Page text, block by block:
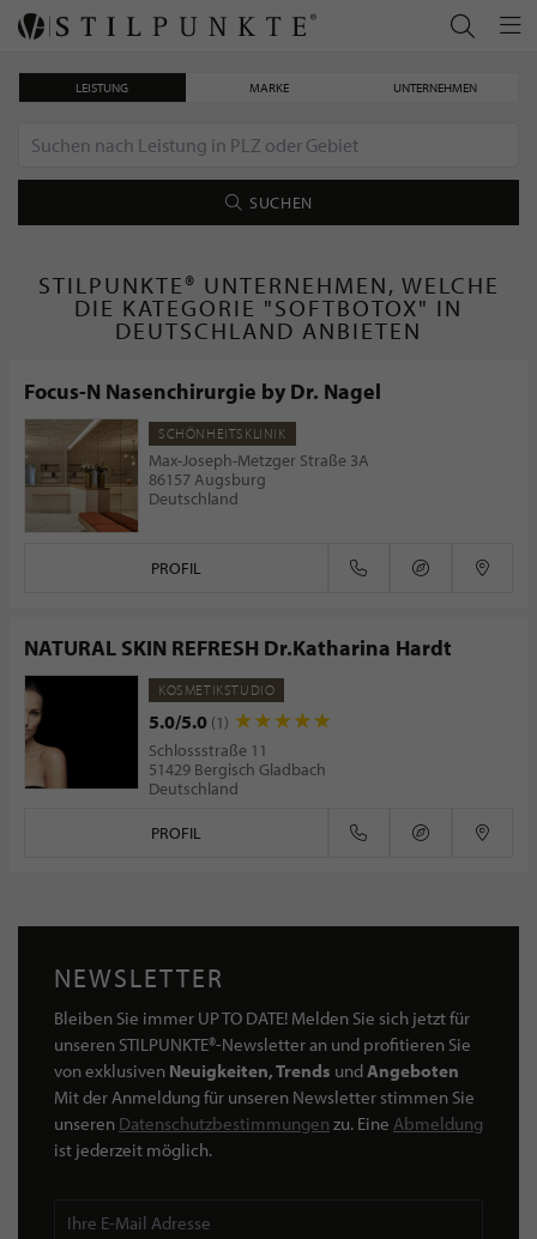
LEISTUNG MARKE UNTERNEHMEN
SUCHEN
STILPUNKTE® UNTERNEHMEN, WELCHE
DIE KATEGORIE "SOFTBOTOX" IN
DEUTSCHLAND ANBIETEN
Focus-N Nasenchirurgie by Dr. Nagel
SCHÖNHEITSKLINIK
Max-Joseph-Metzger Straße 3A
86157 Augsburg
Deutschland
PROFIL
NATURAL SKIN REFRESH Dr.Katharina Hardt
KOSMETIKSTUDIO
5.0/5.0 (1)
Schlossstraße 11
51429 Bergisch Gladbach
Deutschland
PROFIL
NEWSLETTER
Bleiben Sie immer UP TO DATE! Melden Sie sich jetzt für
unseren STILPUNKTE®-Newsletter an und profitieren Sie
von exklusiven Neuigkeiten, Trends undAngeboten
Mit der Anmeldung für unseren Newsletter stimmen Sie
unseren Datenschutzbestimmungen zu. Eine Abmeldung
ist jederzeit möglich.